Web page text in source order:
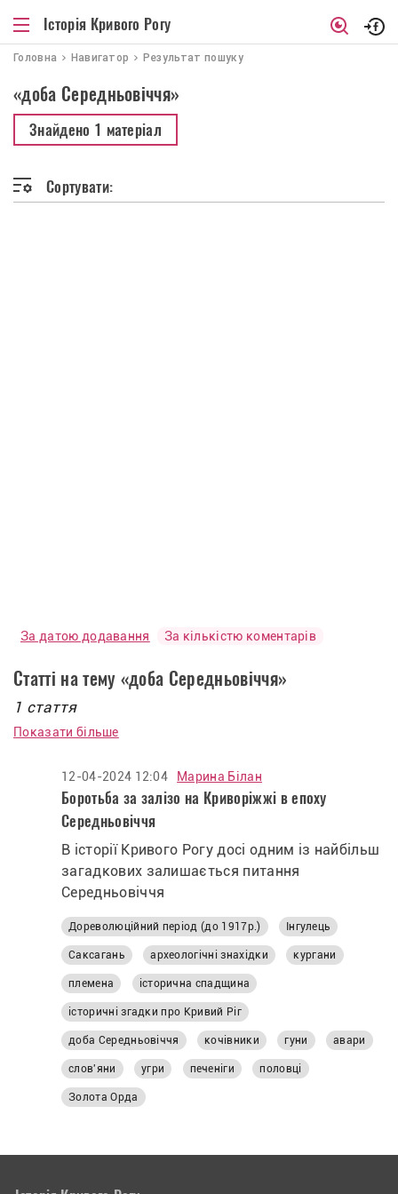
Історія Кривого Рогу
Головна Навигатор Результат пошуку
«доба Середньовіччя»
Знайдено 1 матеріал
Сортувати:
За датою додавання За кількістю коментарів
Статті на тему «доба Середньовіччя»
1 стаття
Показати більше
12-04-2024 12:04 Марина Білан
Боротьба за залізо на Криворіжжі в епоху
Середньовіччя
В історії Кривого Рогу досі одним із найбільш
загадкових залишається питання
Середньовіччя
Дореволюційний період (до 1917р.) Інгулець
Саксагань археологічні знахідки кургани
племена історична спадщина
історичні згадки про Кривий Ріг
доба Середньовіччя кочівники гуни авари
слов'яни угри печеніги половці
Золота Орда